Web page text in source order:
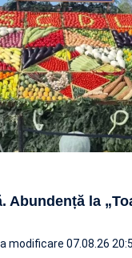
Abundență la
modificare 07.08.26